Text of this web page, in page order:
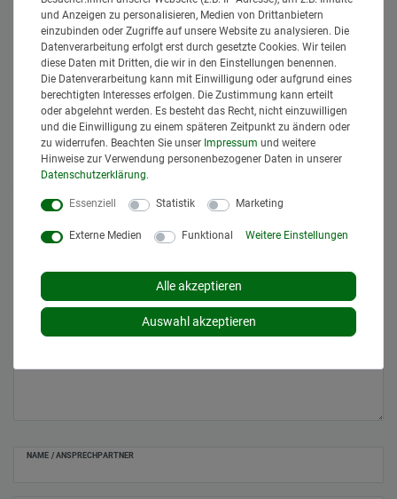
Fragen zum Artikel
Sie erreichen uns Montag bis Donnerstag von
8 bis 12 und 13 bis 17 Uhr, Freitag von 8 bis 13
Uhr, direkt telefonisch unter08462 9527466
NAME / ANSPRECHPARTNER
und Anzeigen zu personalisieren, Medien von Drittanbietern
einzubinden oder Zugriffe auf unsere Website zu analysieren. Die
Datenverarbeitung erfolgt erst durch gesetzte Cookies. Wir teilen
diese Daten mit Dritten, die wir in den Einstellungen benennen.
Die Datenverarbeitung kann mit Einwilligung oder aufgrund eines
berechtigten Interesses erfolgen. Die Zustimmung kann erteilt
oder abgelehnt werden. Es besteht das Recht, nicht einzuwilligen
und die Einwilligung zu einem späteren Zeitpunkt zu ändern oder
zu widerrufen. Beachten Sie unser Impressum und weitere
Hinweise zur Verwendung personenbezogener Daten in unserer
Daten­schutz­erklärung.
Essenziell Statistik Marketing
Externe Medien Funktional Weitere Einstellungen
Alle akzeptieren
Auswahl akzeptieren